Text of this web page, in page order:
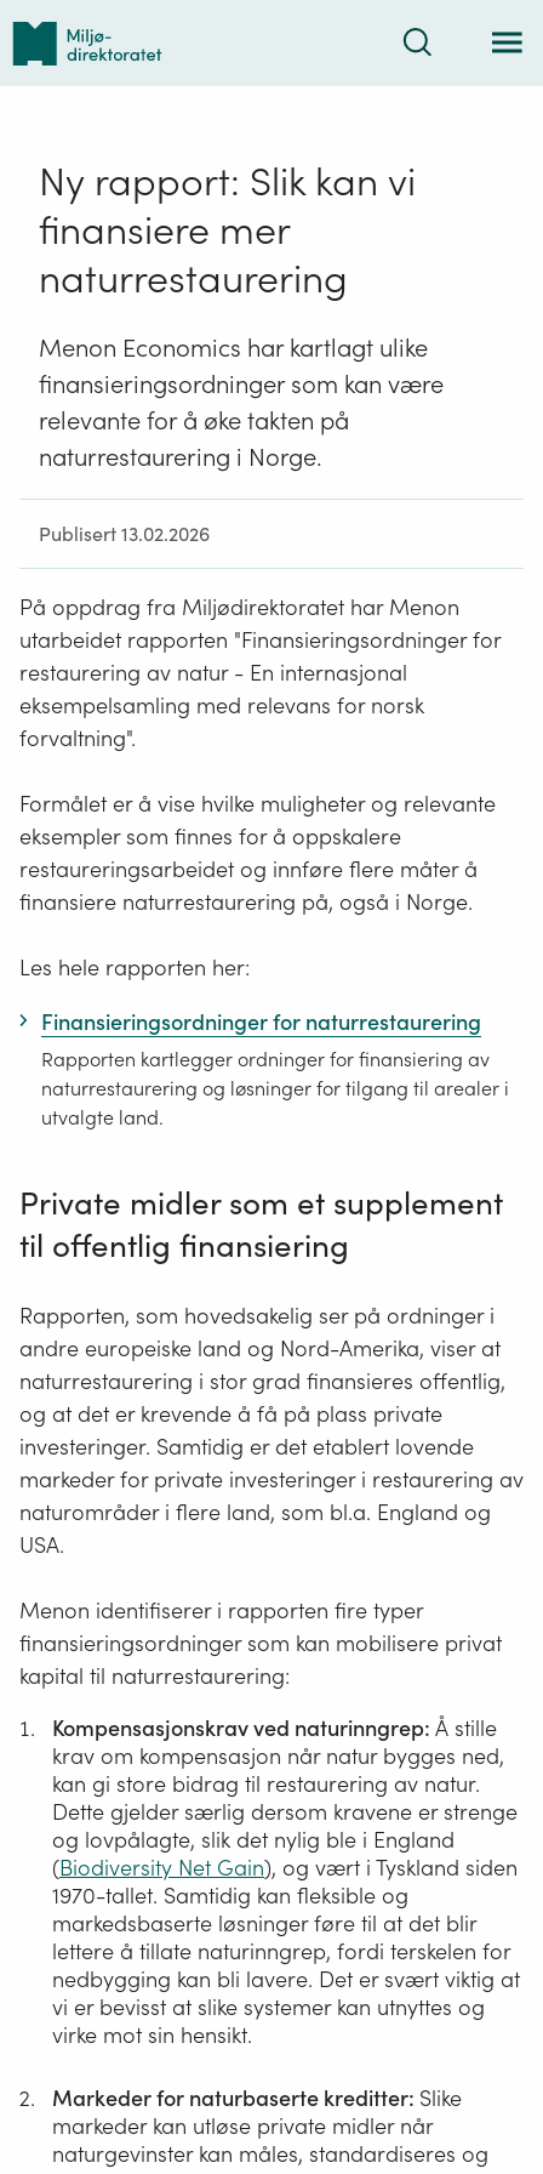
Tilbake
forsiden
Søk
Ny rapport: Slik kan vi
finansiere mer
naturrestaurering
Menon Economics har kartlagt ulike
finansieringsordninger som kan være
relevante for å øke takten på
naturrestaurering i Norge.
Publisert 13.02.2026
På oppdrag fra Miljødirektoratet har Menon
utarbeidet rapporten "Finansieringsordninger for
restaurering av natur - En internasjonal
eksempelsamling med relevans for norsk
forvaltning".
Formålet er å vise hvilke muligheter og relevante
eksempler som finnes for å oppskalere
restaureringsarbeidet og innføre flere måter å
finansiere naturrestaurering på, også i Norge.
Les hele rapporten her:
Finansieringsordninger for naturrestaurering
Rapporten kartlegger ordninger for finansiering av
naturrestaurering og løsninger for tilgang til arealer i
utvalgte land.
Private midler som et supplement
til offentlig finansiering
Rapporten, som hovedsakelig ser på ordninger i
andre europeiske land og Nord-Amerika, viser at
naturrestaurering i stor grad finansieres offentlig,
og at det er krevende å få på plass private
investeringer. Samtidig er det etablert lovende
markeder for private investeringer i restaurering av
naturområder i flere land, som bl.a. England og
USA.
Menon identifiserer i rapporten fire typer
finansieringsordninger som kan mobilisere privat
kapital til naturrestaurering:
Kompensasjonskrav ved naturinngrep: Å stille
krav om kompensasjon når natur bygges ned,
kan gi store bidrag til restaurering av natur.
Dette gjelder særlig dersom kravene er strenge
og lovpålagte, slik det nylig ble i England
(Biodiversity Net Gain), og vært i Tyskland siden
1970-tallet. Samtidig kan fleksible og
markedsbaserte løsninger føre til at det blir
lettere å tillate naturinngrep, fordi terskelen for
nedbygging kan bli lavere. Det er svært viktig at
vi er bevisst at slike systemer kan utnyttes og
virke mot sin hensikt.
Markeder for naturbaserte kreditter: Slike
markeder kan utløse private midler når
naturgevinster kan måles, standardiseres og